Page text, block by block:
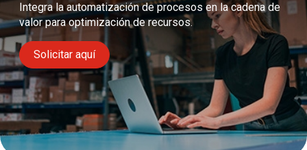
Integra la automatización de procesos en la cadena de
valor para optimización de recursos.
Solicitar aquí